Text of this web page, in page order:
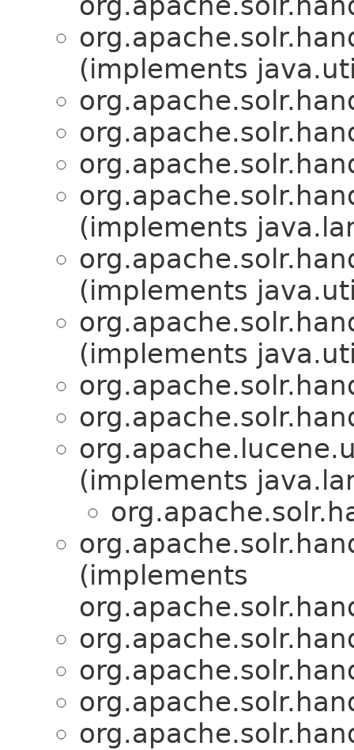
(implements
(implements
(implements
(implements
(implements
(implements